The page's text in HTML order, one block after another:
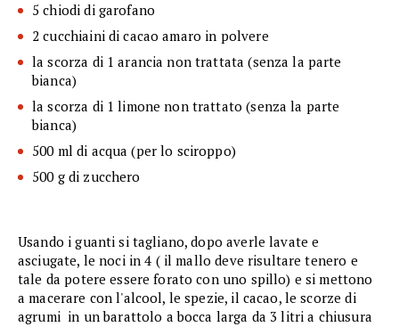
5 chiodi di garofano
2 cucchiaini di cacao amaro in polvere
la scorza di 1 arancia non trattata (senza la parte
bianca)
la scorza di 1 limone non trattato (senza la parte
bianca)
500 ml di acqua (per lo sciroppo)
500 g di zucchero
Usando i guanti si tagliano, dopo averle lavate e
asciugate, le noci in 4 ( il mallo deve risultare tenero e
tale da potere essere forato con uno spillo) e si mettono
a macerare con l'alcool, le spezie, il cacao, le scorze di
agrumi in un barattolo a bocca larga da 3 litri a chiusura